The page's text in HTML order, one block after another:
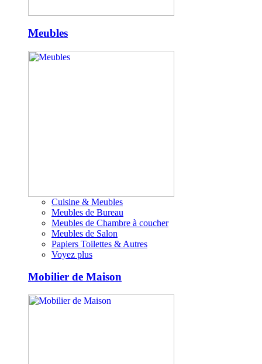
Meubles
Cuisine & Meubles
Meubles de Bureau
Meubles de Chambre à coucher
Meubles de Salon
Papiers Toilettes & Autres
Voyez plus
Mobilier de Maison